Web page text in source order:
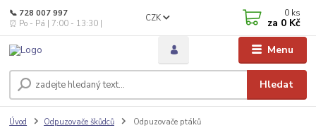
Menu
CZK
Hledat
📞 728 007 997
⏰ Po - Pá | 7:00 - 13:30 |
0 ks
za 0 Kč
Úvod Odpuzovače škůdců Odpuzovače ptáků